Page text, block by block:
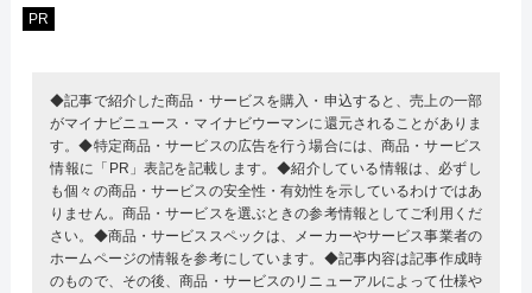
PR
◆記事で紹介した商品・サービスを購入・申込すると、売上の一部
がマイナビニュース・マイナビウーマンに還元されることがありま
す。◆特定商品・サービスの広告を行う場合には、商品・サービス
情報に「PR」表記を記載します。◆紹介している情報は、必ずし
も個々の商品・サービスの安全性・有効性を示しているわけではあ
りません。商品・サービスを選ぶときの参考情報としてご利用くだ
さい。◆商品・サービススペックは、メーカーやサービス事業者の
ホームページの情報を参考にしています。◆記事内容は記事作成時
のもので、その後、商品・サービスのリニューアルによって仕様や